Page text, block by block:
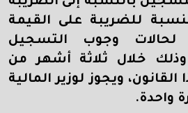
للضريبة على القيمة
لحالات وجوب التسجيل
وذلك خلال ثلاثة أشهر من
ويجوز لوزير المالية
واحدة.